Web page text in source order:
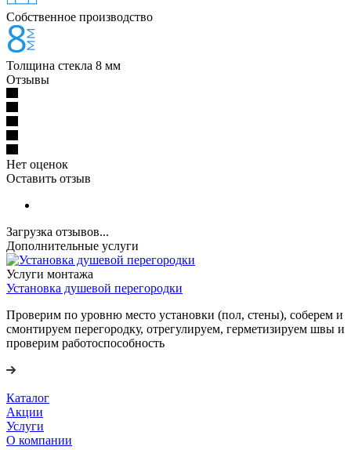
Собственное производство
Толщина стекла 8 мм
Отзывы
Нет оценок
Оставить отзыв
Загрузка отзывов...
Дополнительные услуги
Услуги монтажа
Установка душевой перегородки
Проверим по уровню место установки (пол, стены), соберем и
смонтируем перегородку, отрегулируем, герметизируем швы и
проверим работоспособность
Каталог
Акции
Услуги
О компании